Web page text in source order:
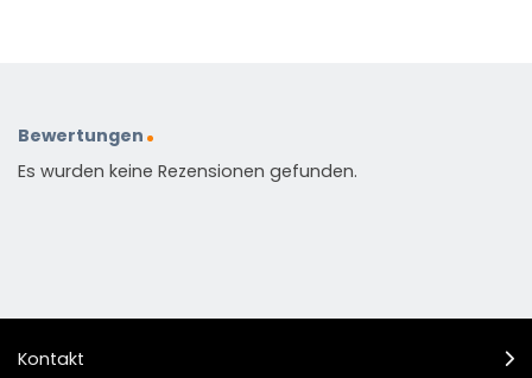
Bewertungen
Es wurden keine Rezensionen gefunden.
Kontakt